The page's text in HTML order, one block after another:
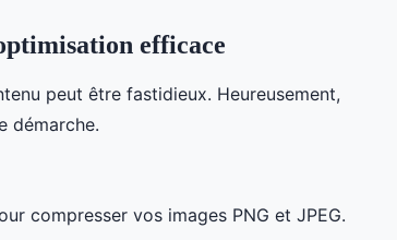
efficace
peut être fastidieux. Heureusement,
démarche.
compresser vos images PNG et JPEG.